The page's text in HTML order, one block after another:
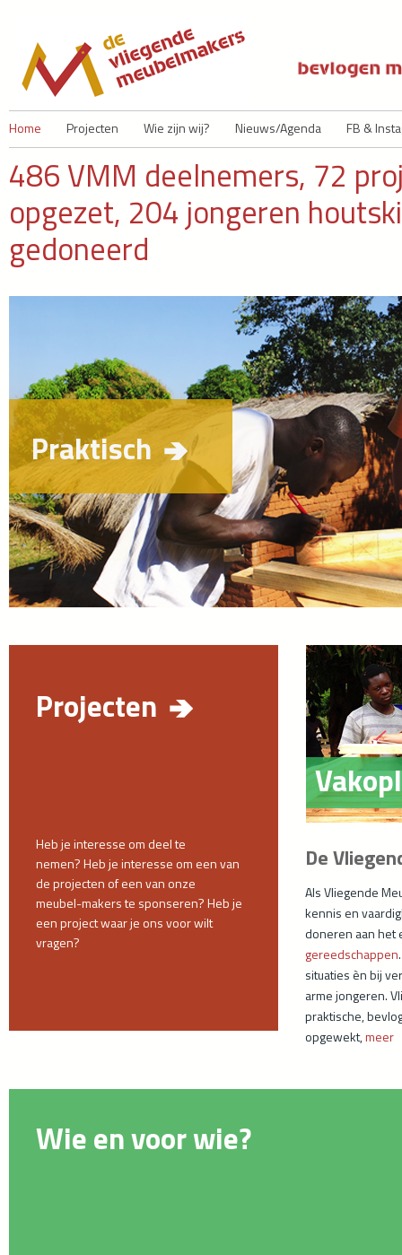
Home Projecten Wie zijn wij? Nieuws/Agenda FB &
486 VMM deelnemers, 72
opgezet, 204 jongeren
gedoneerd
Praktisch
Bevlogen
Projecten
Heb je interesse om deel te
nemen?Heb je interesse om een van
deprojecten of een van onze
meubel-makers te sponseren?Heb je
een project waar je ons voorwilt
vragen?
De
Als Vliegende
kennis en
doneren aan het
gereedschappen
situaties èn bij
arme jongeren.
praktische,
opgewekt,meer
Wie en voor wie?